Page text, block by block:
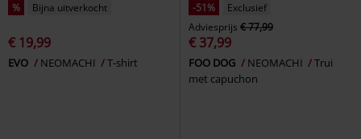
% Bijna uitverkocht
€ 19,99
EVO NEOMACHI T-shirt
-51%
Exclusief
Adviesprijs € 77,99
€ 37,99
FOO DOG NEOMACHI
Trui
met capuchon